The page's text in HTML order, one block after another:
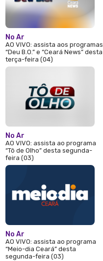
No Ar
AO VIVO: assista aos programas
“Deu B.O.” e “Ceará News” desta
terça-feira (04)
No Ar
AO VIVO: assista ao programa
“Tô de Olho” desta segunda-
feira (03)
No Ar
AO VIVO: assista ao programa
“Meio-dia Ceará” desta
segunda-feira (03)